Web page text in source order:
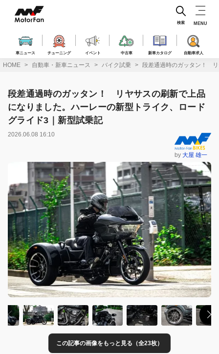
ス
車ニュース チューニング イベント 中古車 新車カタログ 自動車求人
検索 MENU
HOME 自動車・新車ニュース バイク試乗 段差通過時のガッタン！ リ
段差通過時のガッタン！ リヤサスの刷新で上品
になりました。ハーレーの新型トライク、ロード
グライド3｜新型試乗記
2026.06.08 16:10
by大屋 雄一
この記事の画像をもっと見る（全23枚）